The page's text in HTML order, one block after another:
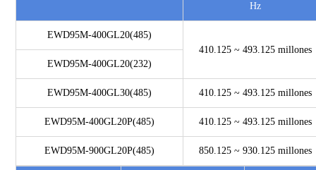
Hz
EWD95M-400GL20(485)
410.125 ~ 493.125 millones
EWD95M-400GL20(232)
EWD95M-400GL30(485) 410.125 ~ 493.125 millones
EWD95M-400GL20P(485) 410.125 ~ 493.125 millones
EWD95M-900GL20P(485) 850.125 ~ 930.125 millones